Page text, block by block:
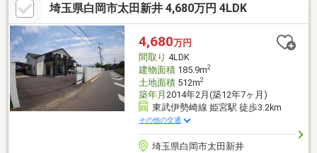
埼玉県白岡市太田新井 4,680万円 4LDK
4,680万円
間取り 4LDK
建物面積185.9m2
土地面積512m2
築年月 2014年2月(築12年7ヶ月)
東武伊勢崎線 姫宮駅 徒歩3.2km
その他の交通
埼玉県白岡市太田新井